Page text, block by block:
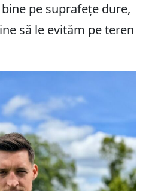
pe suprafețe dure,
să le evităm pe teren